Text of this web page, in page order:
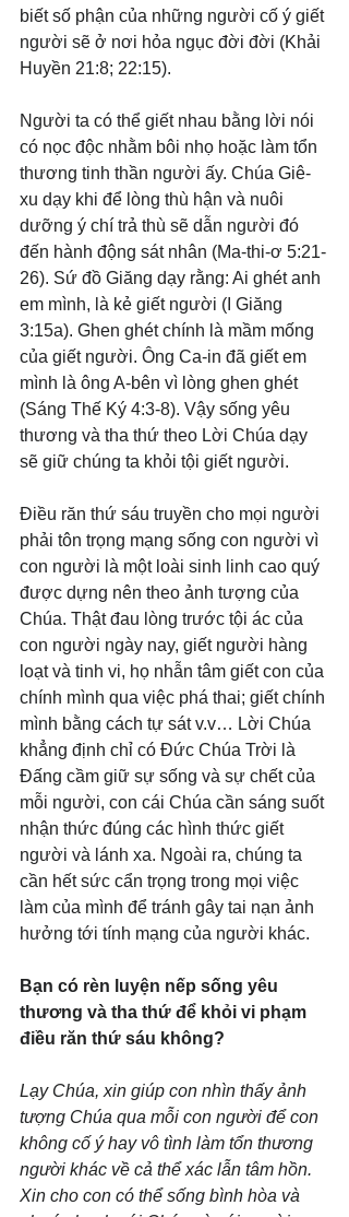
biết số phận của những người cố ý giết
người sẽ ở nơi hỏa ngục đời đời (Khải
Huyền 21:8; 22:15).
Người ta có thể giết nhau bằng lời nói
có nọc độc nhằm bôi nhọ hoặc làm tổn
thương tinh thần người ấy. Chúa Giê-
xu dạy khi để lòng thù hận và nuôi
dưỡng ý chí trả thù sẽ dẫn người đó
đến hành động sát nhân (Ma-thi-ơ 5:21-
26). Sứ đồ Giăng dạy rằng: Ai ghét anh
em mình, là kẻ giết người (I Giăng
3:15a). Ghen ghét chính là mầm mống
của giết người. Ông Ca-in đã giết em
mình là ông A-bên vì lòng ghen ghét
(Sáng Thế Ký 4:3-8). Vậy sống yêu
thương và tha thứ theo Lời Chúa dạy
sẽ giữ chúng ta khỏi tội giết người.
Điều răn thứ sáu truyền cho mọi người
phải tôn trọng mạng sống con người vì
con người là một loài sinh linh cao quý
được dựng nên theo ảnh tượng của
Chúa. Thật đau lòng trước tội ác của
con người ngày nay, giết người hàng
loạt và tinh vi, họ nhẫn tâm giết con của
chính mình qua việc phá thai; giết chính
mình bằng cách tự sát v.v… Lời Chúa
khẳng định chỉ có Đức Chúa Trời là
Đấng cầm giữ sự sống và sự chết của
mỗi người, con cái Chúa cần sáng suốt
nhận thức đúng các hình thức giết
người và lánh xa. Ngoài ra, chúng ta
cần hết sức cẩn trọng trong mọi việc
làm của mình để tránh gây tai nạn ảnh
hưởng tới tính mạng của người khác.
Bạn có rèn luyện nếp sống yêu
thương và tha thứ để khỏi vi phạm
điều răn thứ sáu không?
Lạy Chúa, xin giúp con nhìn thấy ảnh
tượng Chúa qua mỗi con người để con
không cố ý hay vô tình làm tổn thương
người khác về cả thể xác lẫn tâm hồn.
Xin cho con có thể sống bình hòa và